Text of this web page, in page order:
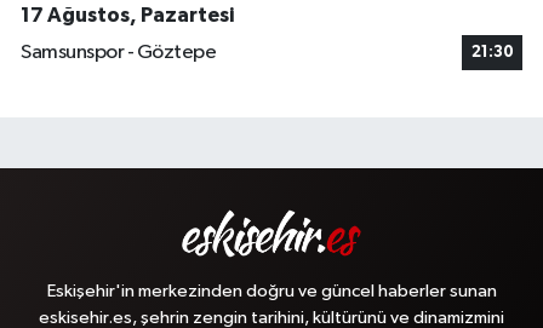
17 Ağustos, Pazartesi
Samsunspor - Göztepe
21:30
Eskişehir'in merkezinden doğru ve güncel haberler sunan
eskisehir.es, şehrin zengin tarihini, kültürünü ve dinamizmini